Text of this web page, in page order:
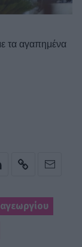
τα αγαπημένα